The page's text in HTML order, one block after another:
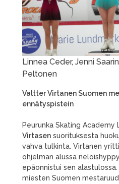
Linnea Ceder, Jenni
Peltonen
Valtter Virtanen Suomen
ennätyspistein
Peurunka Skating Academy
Virtasen suorituksesta
vahva tulkinta. Virtanen
ohjelman alussa
epäonnistui sen
miesten Suomen